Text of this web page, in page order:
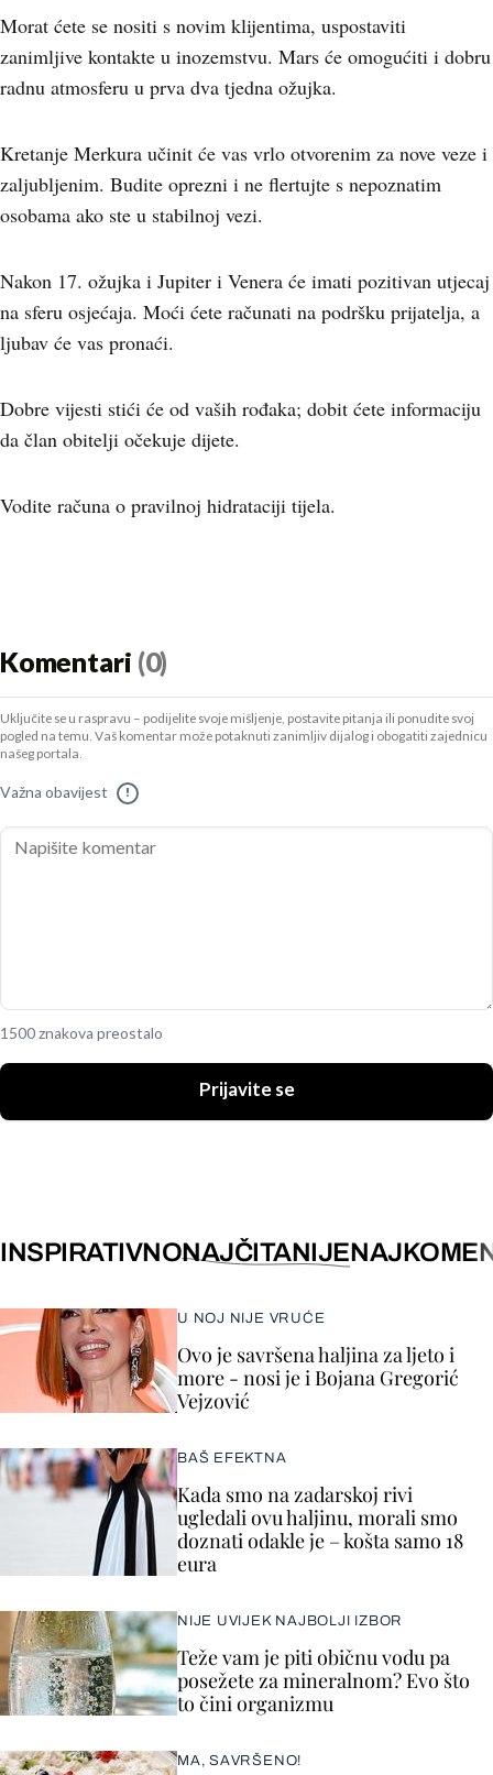
Morat ćete se nositi s novim klijentima, uspostaviti
zanimljive kontakte u inozemstvu. Mars će omogućiti i dobru
radnu atmosferu u prva dva tjedna ožujka.
Kretanje Merkura učinit će vas vrlo otvorenim za nove veze i
zaljubljenim. Budite oprezni i ne flertujte s nepoznatim
osobama ako ste u stabilnoj vezi.
Nakon 17. ožujka i Jupiter i Venera će imati pozitivan utjecaj
na sferu osjećaja. Moći ćete računati na podršku prijatelja, a
ljubav će vas pronaći.
Dobre vijesti stići će od vaših rođaka; dobit ćete informaciju
da član obitelji očekuje dijete.
Vodite računa o pravilnoj hidrataciji tijela.
Komentari (0)
Uključite se u raspravu – podijelite svoje mišljenje, postavite pitanja ili ponudite svoj
pogled na temu. Vaš komentar može potaknuti zanimljiv dijalog i obogatiti zajednicu
našeg portala.
Važna obavijest !
1500 znakova preostalo
Prijavite se
INSPIRATIVNONAJČITANIJE
U NOJ NIJE VRUĆE
Ovo je savršena haljina za ljeto i
more - nosi je i Bojana Gregorić
Vejzović
BAŠ EFEKTNA
Kada smo na zadarskoj rivi
ugledali ovu haljinu, morali smo
doznati odakle je – košta samo 18
eura
NIJE UVIJEK NAJBOLJI IZBOR
Teže vam je piti običnu vodu pa
posežete za mineralnom? Evo što
to čini organizmu
MA, SAVRŠENO!